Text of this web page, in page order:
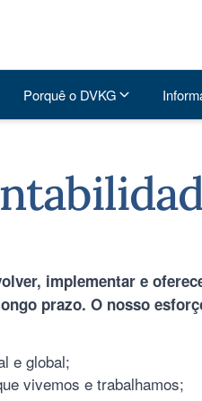
Porquê o DVKG
implementar e
prazo. O nosso
e global;
vivemos e trabalhamos;